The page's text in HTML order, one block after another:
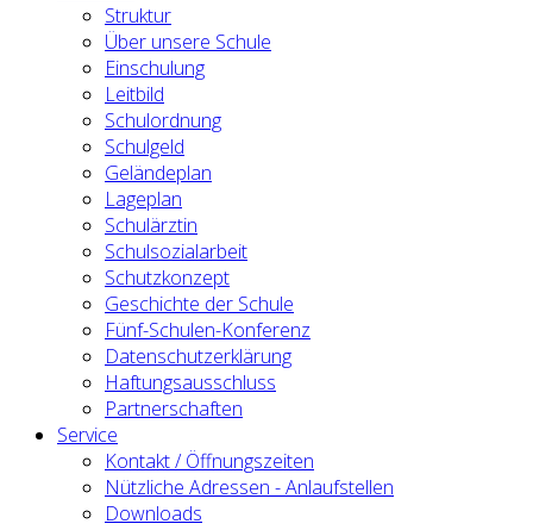
Struktur
Über unsere Schule
Einschulung
Leitbild
Schulordnung
Schulgeld
Geländeplan
Lageplan
Schulärztin
Schulsozialarbeit
Schutzkonzept
Geschichte der Schule
Fünf-Schulen-Konferenz
Datenschutzerklärung
Haftungsausschluss
Partnerschaften
Service
Kontakt / Öffnungszeiten
Nützliche Adressen - Anlaufstellen
Downloads